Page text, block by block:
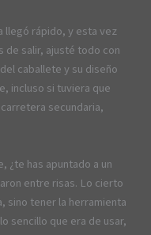
llegó rápido, y esta vez
de salir, ajusté todo con
caballete y su diseño
incluso si tuviera que
secundaria,
¿te has apuntado a un
entre risas. Lo cierto
sino tener la herramienta
sencillo que era de usar,